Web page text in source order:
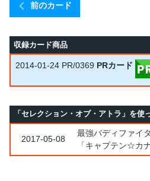
前のカード
収録カード商品
2014-01-24 PR/0369 PRカード
「セレクション・オブ・アトラ」を使
2017-05-08
最強バディファイ
「キャプテン☆カナ